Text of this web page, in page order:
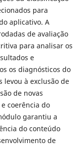
para
aplicativo. A
de avaliação
para analisar os
e
os diagnósticos do
levou à exclusão de
de novas
coerência do
garantiu a
do conteúdo
de